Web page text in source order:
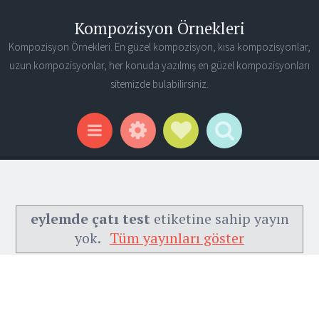
Kompozisyon Örnekleri
Kompozisyon Örnekleri. En güzel kompozisyon, kısa kompozisyonlar,
uzun kompozisyonlar, her konuda yazılmış en güzel kompozisyonları
sitemizde bulabilirsiniz.
Menu WidgetsSocial Links
Search
eylemde çatı testetiketine sahip yayın
yok. Tüm yayınları göster